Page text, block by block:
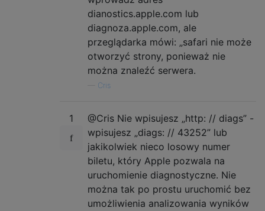
dianostics.apple.com lub
diagnoza.apple.com, ale
przeglądarka mówi: „safari nie może
otworzyć strony, ponieważ nie
można znaleźć serwera.
Cris
1
@Cris Nie wpisujesz „http: // diags” -
wpisujesz „diags: // 43252” lub
jakikolwiek nieco losowy numer
biletu, który Apple pozwala na
uruchomienie diagnostyczne. Nie
można tak po prostu uruchomić bez
umożliwienia analizowania wyników